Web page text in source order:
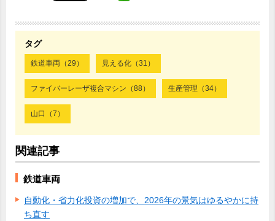
タグ
鉄道車両（29） 見える化（31）
ファイバーレーザ複合マシン（88） 生産管理（34）
山口（7）
関連記事
鉄道車両
自動化・省力化投資の増加で、2026年の景気はゆるやかに持
ち直す